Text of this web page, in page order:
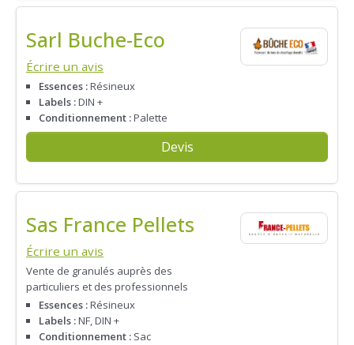
Sarl Buche-Eco
Écrire un avis
Essences :Résineux
Labels :DIN +
Conditionnement :Palette
Devis
Sas France Pellets
Écrire un avis
Vente de granulés auprès des
particuliers et des professionnels
Essences :Résineux
Labels :NF, DIN +
Conditionnement : Sac